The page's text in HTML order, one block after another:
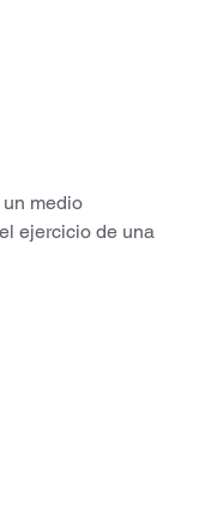
medio
ejercicio de una